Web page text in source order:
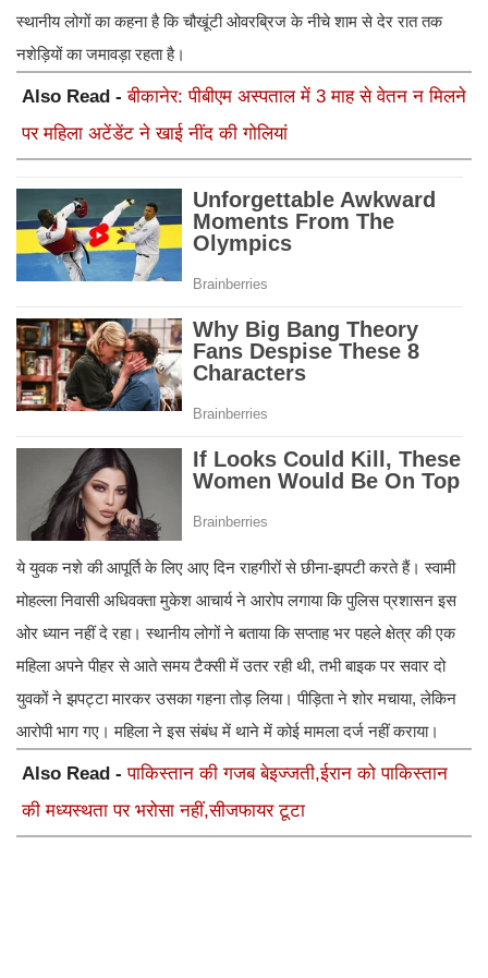
स्थानीय लोगों का कहना है कि चौखूंटी ओवरब्रिज के नीचे शाम से देर रात तक
नशेड़ियों का जमावड़ा रहता है।
Also Read -बीकानेर: पीबीएम अस्पताल में 3 माह से वेतन न मिलने
पर महिला अटेंडेंट ने खाई नींद की गोलियां
ये युवक नशे की आपूर्ति के लिए आए दिन राहगीरों से छीना-झपटी करते हैं। स्वामी
मोहल्ला निवासी अधिवक्ता मुकेश आचार्य ने आरोप लगाया कि पुलिस प्रशासन इस
ओर ध्यान नहीं दे रहा। स्थानीय लोगों ने बताया कि सप्ताह भर पहले क्षेत्र की एक
महिला अपने पीहर से आते समय टैक्सी में उतर रही थी, तभी बाइक पर सवार दो
युवकों ने झपट्टा मारकर उसका गहना तोड़ लिया। पीड़िता ने शोर मचाया, लेकिन
आरोपी भाग गए। महिला ने इस संबंध में थाने में कोई मामला दर्ज नहीं कराया।
Also Read -पाकिस्तान की गजब बेइज्जती,ईरान को पाकिस्तान
की मध्यस्थता पर भरोसा नहीं,सीजफायर टूटा